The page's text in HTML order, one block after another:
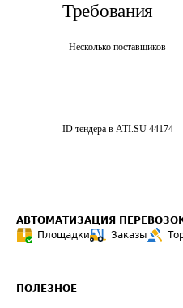
Требования
Несколько поставщиков
ID тендера в ATI.SU 44174
АВТОМАТИЗАЦИЯ
Площадки
Заказы
ПОЛЕЗНОЕ